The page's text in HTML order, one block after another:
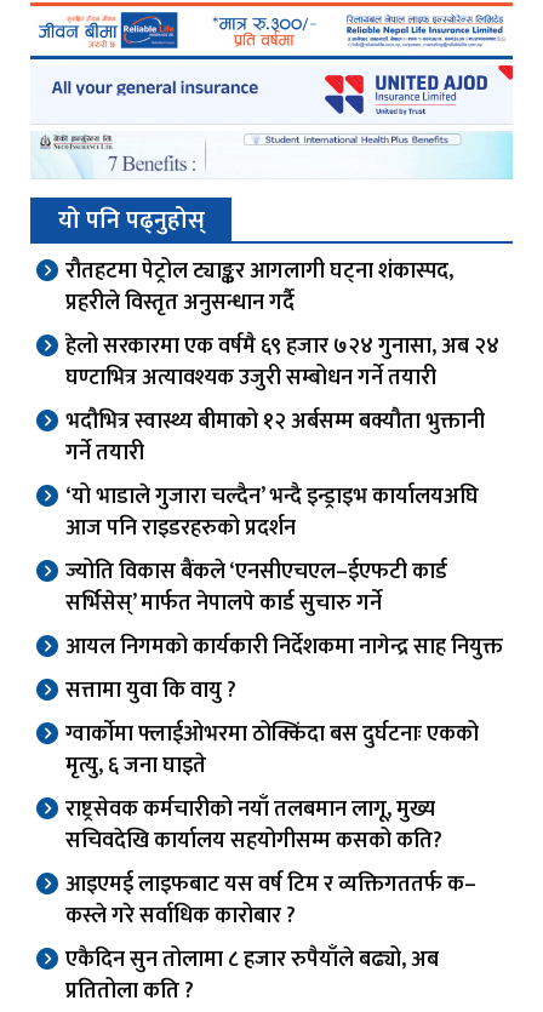
यो पनि पढ्नुहोस्
रौतहटमा पेट्रोल ट्याङ्कर आगलागी घट्ना शंकास्पद,
प्रहरीले विस्तृत अनुसन्धान गर्दै
हेलो सरकारमा एक वर्षमै ६९ हजार ७२४ गुनासा, अब २४
घण्टाभित्र अत्यावश्यक उजुरी सम्बोधन गर्ने तयारी
भदौभित्र स्वास्थ्य बीमाको १२ अर्बसम्म बक्यौता भुक्तानी
गर्ने तयारी
‘यो भाडाले गुजारा चल्दैन’ भन्दै इन्ड्राइभ कार्यालयअघि
आज पनि राइडरहरुको प्रदर्शन
ज्योति विकास बैंकले ‘एनसीएचएल–ईएफटी कार्ड
सर्भिसेस्’ मार्फत नेपालपे कार्ड सुचारु गर्ने
आयल निगमको कार्यकारी निर्देशकमा नागेन्द्र साह नियुक्त
सत्तामा युवा कि वायु ?
ग्वार्काेमा फ्लाईओभरमा ठोक्किंदा बस दुर्घटनाः एकको
मृत्यु, ६ जना घाइते
राष्ट्रसेवक कर्मचारीको नयाँ तलबमान लागू, मुख्य
सचिवदेखि कार्यालय सहयोगीसम्म कसको कति?
आइएमई लाइफबाट यस वर्ष टिम र व्यक्तिगततर्फ क–
कस्ले गरे सर्वाधिक कारोबार ?
एकैदिन सुन तोलामा ८ हजार रुपैयाँले बढ्यो, अब
प्रतितोला कति ?